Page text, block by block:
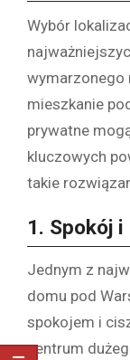
Wybór
wymarzonego
mieszkanie
prywatne
kluczowych
takie
1. Spokój i
Jednym z
domu pod
spokojem i
centrum